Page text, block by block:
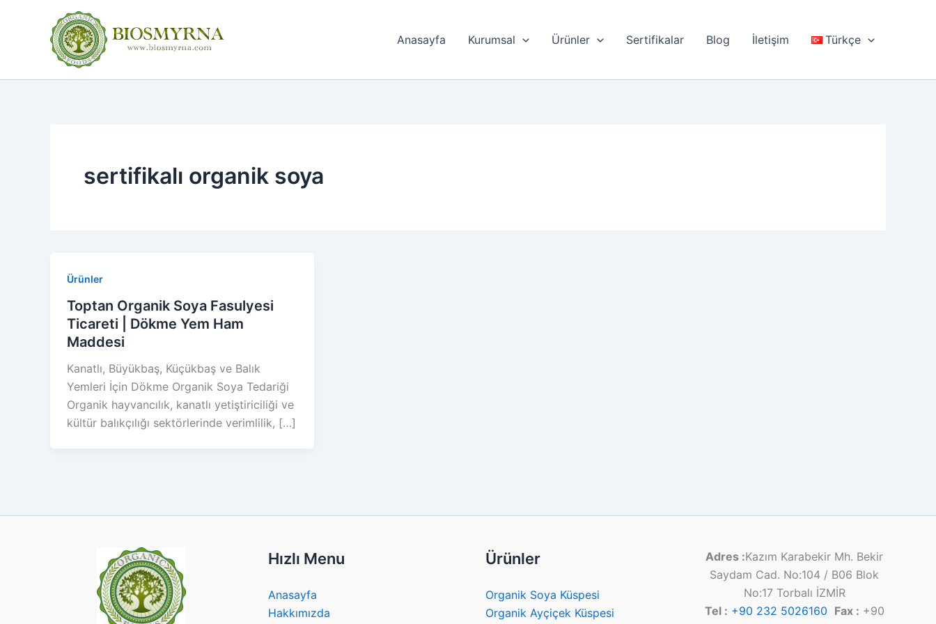
Anasayfa
Kurumsal Ürünler Sertifikalar Blog İletişim Türkçe
sertifikalı organik soya
Ürünler
Toptan Organik Soya Fasulyesi
Ticareti | Dökme Yem Ham
Maddesi
Kanatlı, Büyükbaş, Küçükbaş ve Balık
Yemleri İçin Dökme Organik Soya Tedariği
Organik hayvancılık, kanatlı yetiştiriciliği ve
kültür balıkçılığı sektörlerinde verimlilik, […]
Hızlı Menu
Anasayfa
Hakkımızda
Ürünler
Organik Soya Küspesi
Organik Ayçiçek Küspesi
Adres :Kazım Karabekir Mh. Bekir
Saydam Cad. No:104 / B06 Blok
No:17 Torbalı İZMİR
Tel : +90 232 5026160 Fax : +90